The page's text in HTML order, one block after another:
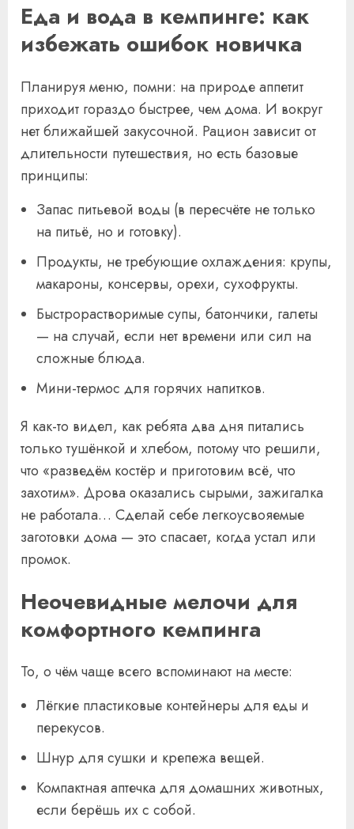
Еда и вода в кемпинге: как
избежать ошибок новичка
Планируя меню, помни: на природе аппетит
приходит гораздо быстрее, чем дома. И вокруг
нет ближайшей закусочной. Рацион зависит от
длительности путешествия, но есть базовые
принципы:
Запас питьевой воды (в пересчёте не только
на питьё, но и готовку).
Продукты, не требующие охлаждения: крупы,
макароны, консервы, орехи, сухофрукты.
Быстрорастворимые супы, батончики, галеты
— на случай, если нет времени или сил на
сложные блюда.
Мини-термос для горячих напитков.
Я как-то видел, как ребята два дня питались
только тушёнкой и хлебом, потому что решили,
что «разведём костёр и приготовим всё, что
захотим». Дрова оказались сырыми, зажигалка
не работала… Сделай себе легкоусвояемые
заготовки дома — это спасает, когда устал или
промок.
Неочевидные мелочи для
комфортного кемпинга
То, о чём чаще всего вспоминают на месте:
Лёгкие пластиковые контейнеры для еды и
перекусов.
Шнур для сушки и крепежа вещей.
Компактная аптечка для домашних животных,
если берёшь их с собой.